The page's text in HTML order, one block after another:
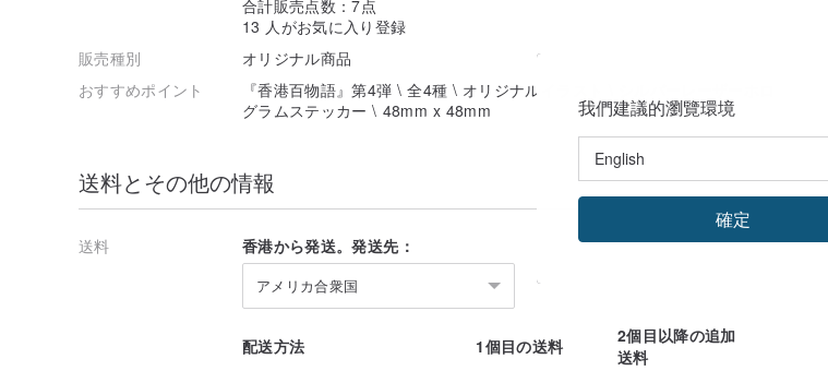
合計販売点数：7点
13 人がお気に入り登録
販売種別
オリジナル商品
おすすめポイント
『香港百物語』第4弾 \ 全4種 \ オリジナルイラスト \ シルバーレーザーホロ
グラムステッカー \ 48mm x 48mm
送料とその他の情報
送料 香港から発送。発送先：
アメリカ合衆国
配送方法 1個目の送料
2個目以降の追加
送料
我們建議的瀏覽環境
確定